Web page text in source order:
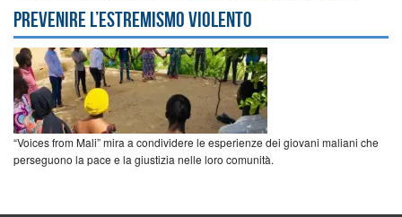
prevenire l’estremismo violento
“Voices from Mali” mira a condividere le esperienze dei giovani maliani che
perseguono la pace e la giustizia nelle loro comunità.